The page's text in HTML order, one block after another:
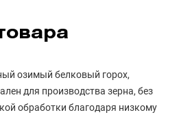
озимый белковый горох,
для производства зерна, без
обработки благодаря низкому